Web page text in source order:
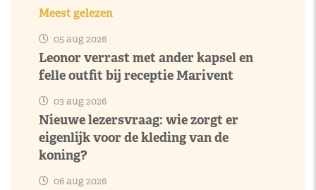
Meest gelezen
05 aug 2026
Leonor verrast met ander kapsel en
felle outfit bij receptie Marivent
03 aug 2026
Nieuwe lezersvraag: wie zorgt er
eigenlijk voor de kleding van de
koning?
06 aug 2026